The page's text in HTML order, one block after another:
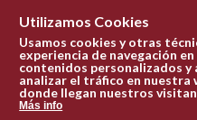
Utilizamos Cookies
Usamos cookies y otras
experiencia de navegación
contenidos personalizados y
analizar el tráfico en nuestra
donde llegan nuestros
Más info